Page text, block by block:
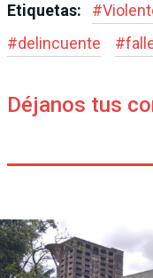
Etiquetas: #
#delincuente #
Déjanos tus